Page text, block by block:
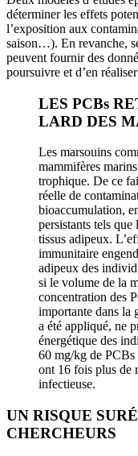
déterminer les effets
l’exposition aux
saison…). En revanche,
peuvent fournir des
poursuivre et d’en
LES PCBs
LARD DES
Les marsouins
mammifères
trophique. De ce
réelle de
bioaccumulation,
persistants tels
tissus adipeux.
immunitaire
adipeux des
si le volume de la
concentration des
importante dans la
a été appliqué, ne
énergétique des
60 mg/kg de
ont 16 fois plus de
infectieuse.
UN RISQUE
CHERCHEURS